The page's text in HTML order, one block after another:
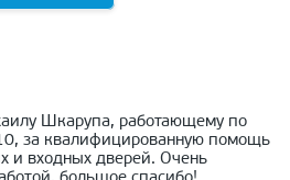
Шкарупа, работающему по
за квалифицированную помощь
и входных дверей. Очень